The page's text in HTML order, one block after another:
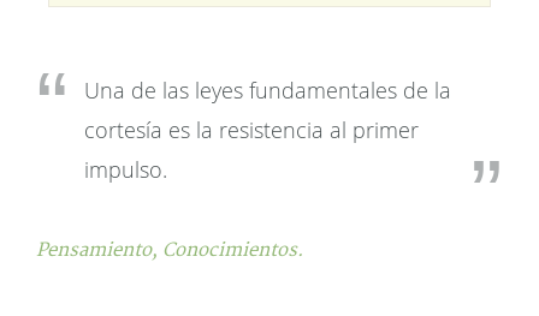
Una de las leyes fundamentales de la
cortesía es la resistencia al primer
impulso.
Pensamiento, Conocimientos.